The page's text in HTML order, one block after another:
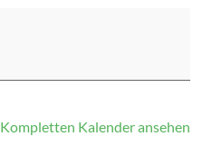
Kompletten Kalender ansehen